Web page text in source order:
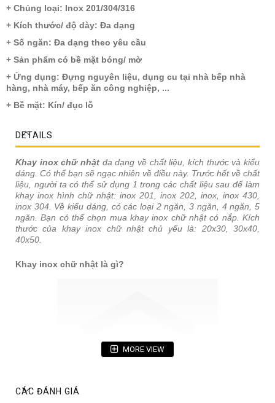
+ Chủng loại: Inox 201/304/316
+ Kích thước/ độ dày: Đa dạng
+ Số ngăn: Đa dạng theo yêu cầu
+ Sản phẩm có bề mặt bóng/ mờ
+ Ứng dụng: Đựng nguyên liệu, dụng cu tại nhà bếp nhà
hàng, nhà máy, bếp ăn công nghiệp, ...
+ Bề mặt: Kín/ đục lỗ
DETAILS
Khay inox chữ nhật đa dạng về chất liệu, kích thước và kiểu
dáng. Có thể bạn sẽ ngạc nhiên về điều này. Trước hết về chất
liệu, người ta có thể sử dụng 1 trong các chất liệu sau để làm
khay inox hình chữ nhật: inox 201, inox 202, inox, inox 430,
inox 304. Về kiểu dáng, có các loại 2 ngăn, 3 ngăn, 4 ngăn, 5
ngăn. Bạn có thể chọn mua khay inox chữ nhật có nắp. Kích
thước của khay inox chữ nhật chủ yếu là: 20x30, 30x40,
40x50.
Khay inox chữ nhật là gì?
MORE VIEW
CÁC ĐÁNH GIÁ